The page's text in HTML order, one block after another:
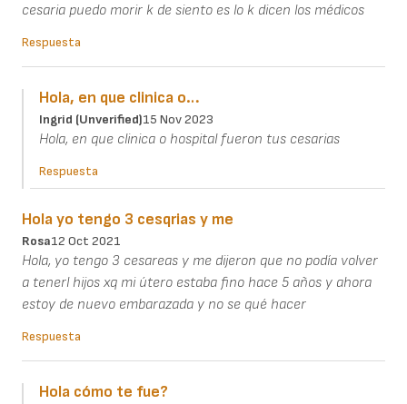
cesaria puedo morir k de siento es lo k dicen los médicos
Respuesta
Hola, en que clinica o…
Ingrid (unverified)15 Nov 2023
Hola, en que clinica o hospital fueron tus cesarias
Respuesta
Hola yo tengo 3 cesqrias y me
Rosa12 Oct 2021
Hola, yo tengo 3 cesareas y me dijeron que no podía volver
a tenerl hijos xq mi útero estaba fino hace 5 años y ahora
estoy de nuevo embarazada y no se qué hacer
Respuesta
Hola cómo te fue?